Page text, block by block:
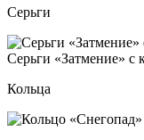
Серьги
Серь­ги «Зат­ме­ние» с
Кольца